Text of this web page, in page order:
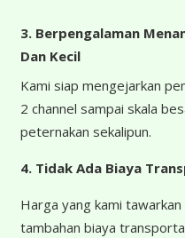
3. Berpengalaman
Dan Kecil
Kami siap mengejarkan
2 channel sampai skala
peternakan sekalipun.
4. Tidak Ada Biaya
Harga yang kami
tambahan biaya